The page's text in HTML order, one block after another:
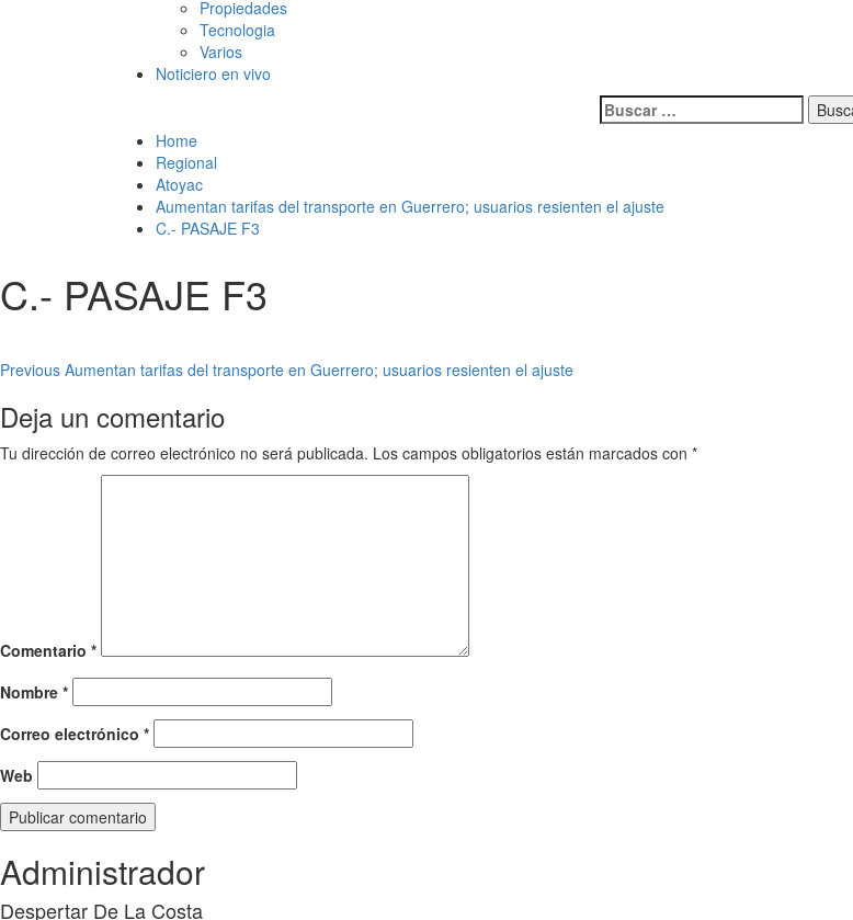
Propiedades
Tecnologia
Varios
Noticiero en vivo
Buscar:
Home
Regional
Atoyac
Aumentan tarifas del transporte en Guerrero; usuarios resienten el ajuste
C.- PASAJE F3
C.- PASAJE F3
Post
navigation
Previous Aumentan tarifas del transporte en Guerrero; usuarios resienten el ajuste
Deja un comentario
Tu dirección de correo electrónico no será publicada. Los campos obligatorios están marcados con *
Comentario *
Nombre *
Correo electrónico *
Web
Administrador
Despertar De La Costa